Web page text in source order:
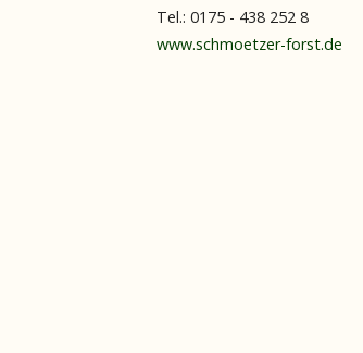
Tel.: 0175 - 438 252 8
www.schmoetzer-forst.de